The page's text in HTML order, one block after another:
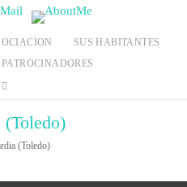
SUS HABITANTES
PATROCINADORES
(Toledo)
(Toledo)